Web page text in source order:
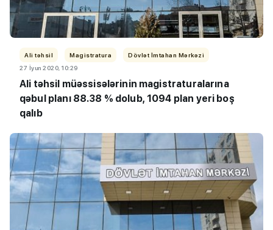
Ali təhsil Magistratura
Dövlət İmtahan Mərkəzi
27 İyun 2020, 10:29
Ali təhsil müəssisələrinin magistraturalarına
qəbul planı 88.38 % dolub, 1094 plan yeri boş
qalıb